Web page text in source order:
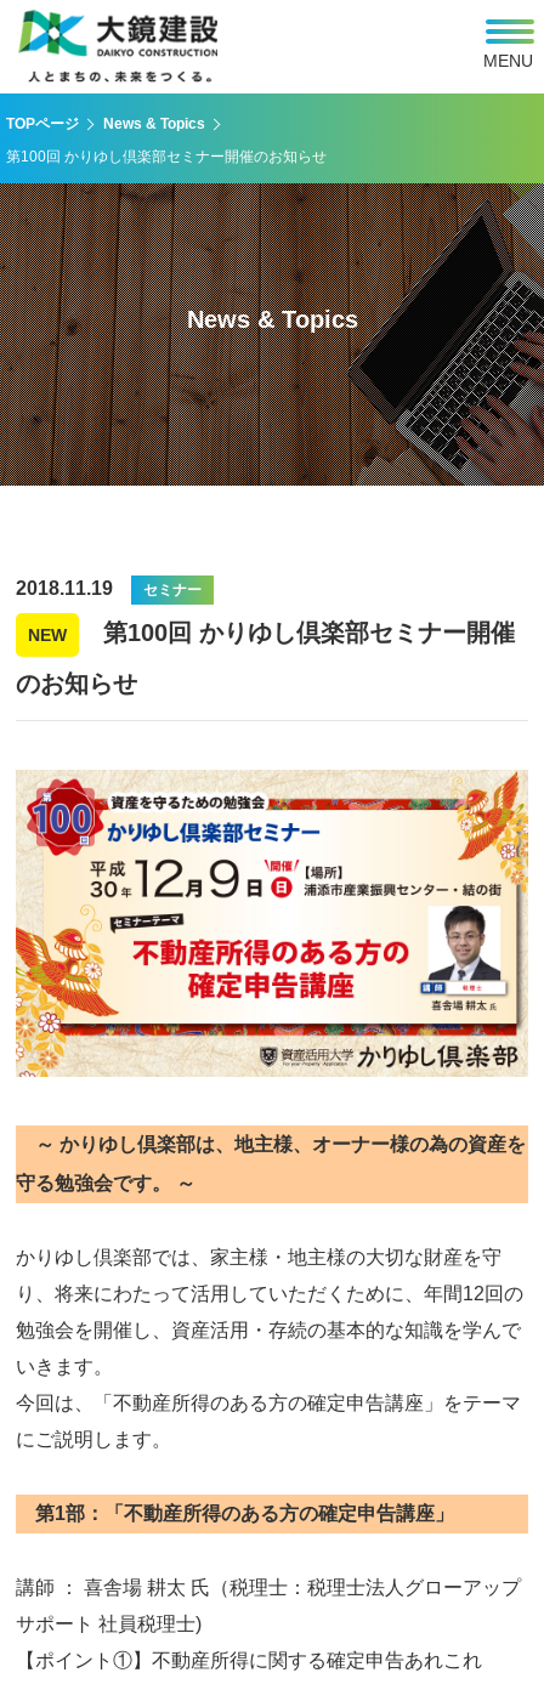
MENU
TOPページ
News & Topics
第100回 かりゆし倶楽部セミナー開催のお知らせ
News & Topics
2018.11.19 セミナー
NEW
第100回 かりゆし倶楽部セミナー開催
のお知らせ
～ かりゆし倶楽部は、地主様、オーナー様の為の資産を
守る勉強会です。 ～
かりゆし倶楽部では、家主様・地主様の大切な財産を守
り、将来にわたって活用していただくために、年間12回の
勉強会を開催し、資産活用・存続の基本的な知識を学んで
いきます。
今回は、「不動産所得のある方の確定申告講座」をテーマ
にご説明します。
第1部：「不動産所得のある方の確定申告講座」
講師 ： 喜舎場 耕太 氏（税理士：税理士法人グローアップ
サポート 社員税理士)
【ポイント①】不動産所得に関する確定申告あれこれ